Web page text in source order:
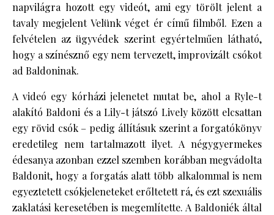
napvilágra hozott egy videót, ami egy törölt jelent a
tavaly megjelent Velünk véget ér című filmből. Ezen a
felvételen az ügyvédek szerint egyértelműen látható,
hogy a színésznő egy nem tervezett, improvizált csókot
ad Baldoninak.
A videó egy kórházi jelenetet mutat be, ahol a Ryle-t
alakító Baldoni és a Lily-t játszó Lively között elcsattan
egy rövid csók – pedig állításuk szerint a forgatókönyv
eredetileg nem tartalmazott ilyet. A négygyermekes
édesanya azonban ezzel szemben korábban megvádolta
Baldonit, hogy a forgatás alatt több alkalommal is nem
egyeztetett csókjeleneteket erőltetett rá, és ezt szexuális
zaklatási keresetében is megemlítette. A Baldoniék által